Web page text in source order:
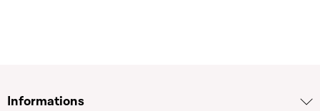
Informations